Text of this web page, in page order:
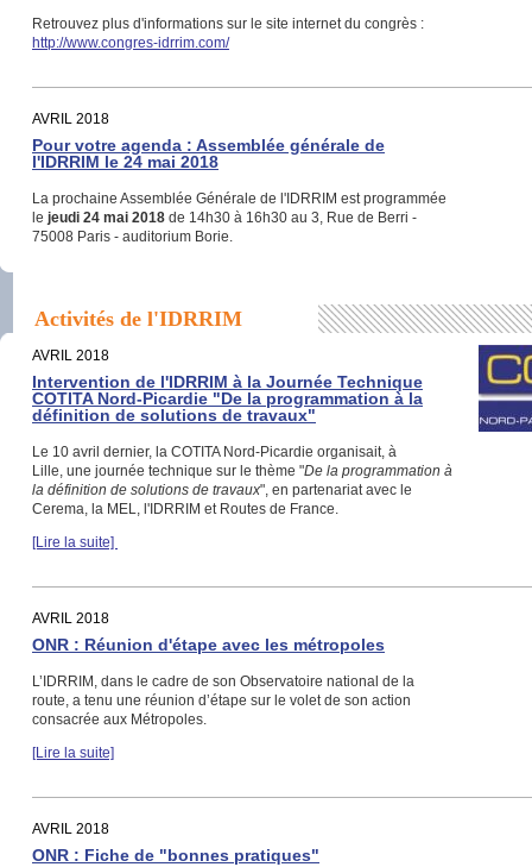
Retrouvez plus d'informations sur le site internet du congrès :
http://www.congres-idrrim.com/
AVRIL 2018
Pour votre agenda : Assemblée générale de
l'IDRRIM le 24 mai 2018
La prochaine Assemblée Générale de l'IDRRIM est programmée
le jeudi 24 mai 2018 de 14h30 à 16h30 au 3, Rue de Berri -
75008 Paris - auditorium Borie.
Activités de l'IDRRIM
AVRIL 2018
Intervention de l'IDRRIM à la Journée Technique
COTITA Nord-Picardie "De la programmation à la
définition de solutions de travaux"
Le 10 avril dernier, la COTITA Nord-Picardie organisait, à
Lille, une journée technique sur le thème "De la programmation à
la définition de solutions de travaux", en partenariat avec le
Cerema, la MEL, l'IDRRIM et Routes de France.
[Lire la suite]
AVRIL 2018
ONR : Réunion d'étape avec les métropoles
L’IDRRIM, dans le cadre de son Observatoire national de la
route, a tenu une réunion d’étape sur le volet de son action
consacrée aux Métropoles.
[Lire la suite]
AVRIL 2018
ONR : Fiche de "bonnes pratiques"